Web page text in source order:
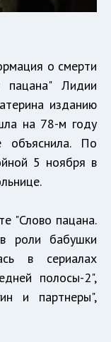
о смерти
пацана" Лидии
изданию
на 78-м году
объяснила. По
5 ноября в
"Слово пацана.
роли бабушки
в сериалах
полосы-2",
и партнеры",